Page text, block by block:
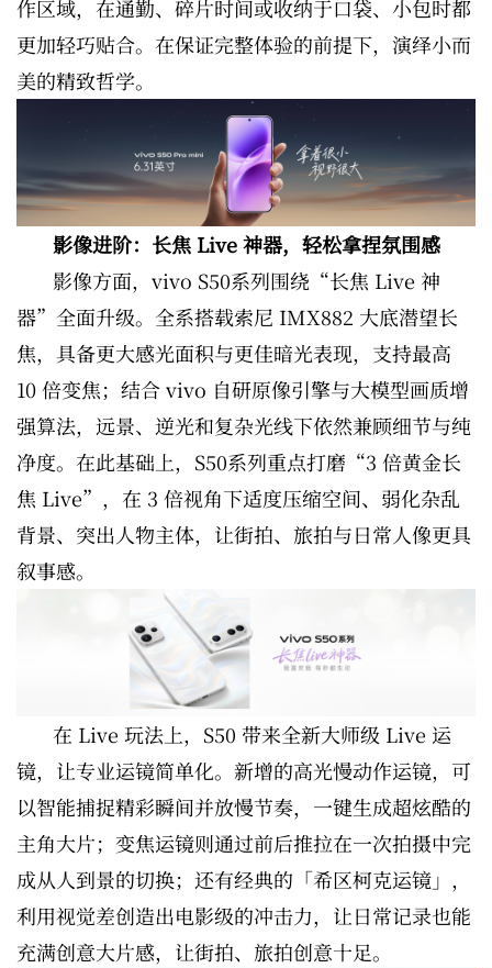
作区域，在通勤、碎片时间或收纳于口袋、小包时都
更加轻巧贴合。在保证完整体验的前提下，演绎小而
美的精致哲学。
影像进阶：长焦 Live 神器，轻松拿捏氛围感
影像方面，vivo S50系列围绕“长焦 Live 神
器”全面升级。全系搭载索尼 IMX882 大底潜望长
焦，具备更大感光面积与更佳暗光表现，支持最高
10 倍变焦；结合 vivo 自研原像引擎与大模型画质增
强算法，远景、逆光和复杂光线下依然兼顾细节与纯
净度。在此基础上，S50系列重点打磨“3 倍黄金长
焦 Live”，在 3 倍视角下适度压缩空间、弱化杂乱
背景、突出人物主体，让街拍、旅拍与日常人像更具
叙事感。
在 Live 玩法上，S50 带来全新大师级 Live 运
镜，让专业运镜简单化。新增的高光慢动作运镜，可
以智能捕捉精彩瞬间并放慢节奏，一键生成超炫酷的
主角大片；变焦运镜则通过前后推拉在一次拍摄中完
成从人到景的切换；还有经典的「希区柯克运镜」，
利用视觉差创造出电影级的冲击力，让日常记录也能
充满创意大片感，让街拍、旅拍创意十足。